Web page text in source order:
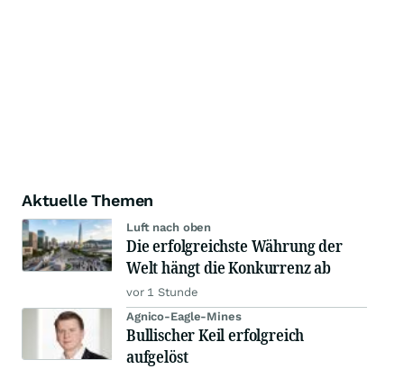
Aktuelle Themen
Luft nach oben
Die erfolgreichste Währung der
Welt hängt die Konkurrenz ab
vor 1 Stunde
Agnico-Eagle-Mines
Bullischer Keil erfolgreich
aufgelöst